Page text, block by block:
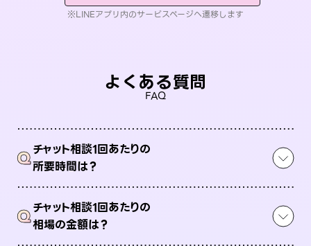
※LINEアプリ内のサービスページへ遷移します
よくある質問
FAQ
Qチャット相談1回あたりの
所要時間は？
Qチャット相談1回あたりの
相場の金額は？